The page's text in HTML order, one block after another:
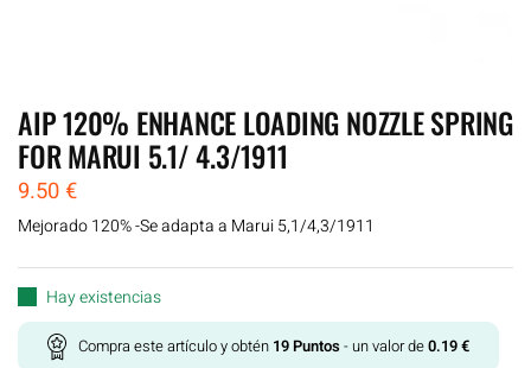
AIP 120% ENHANCE LOADING NOZZLE SPRING
FOR MARUI 5.1/ 4.3/1911
9.50€
Mejorado 120% -Se adapta a Marui 5,1/4,3/1911
Hay existencias
Compra este artículo y obtén 19Puntos - un valor de0.19€